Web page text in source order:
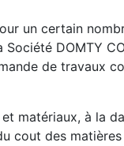
un certain
DOMTY
de travaux
matériaux, à la
cout des matières